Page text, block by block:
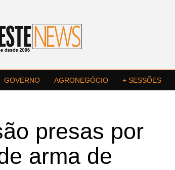
GOVERNO AGRONEGÓCIO + SESSÕES
presas por
arma de